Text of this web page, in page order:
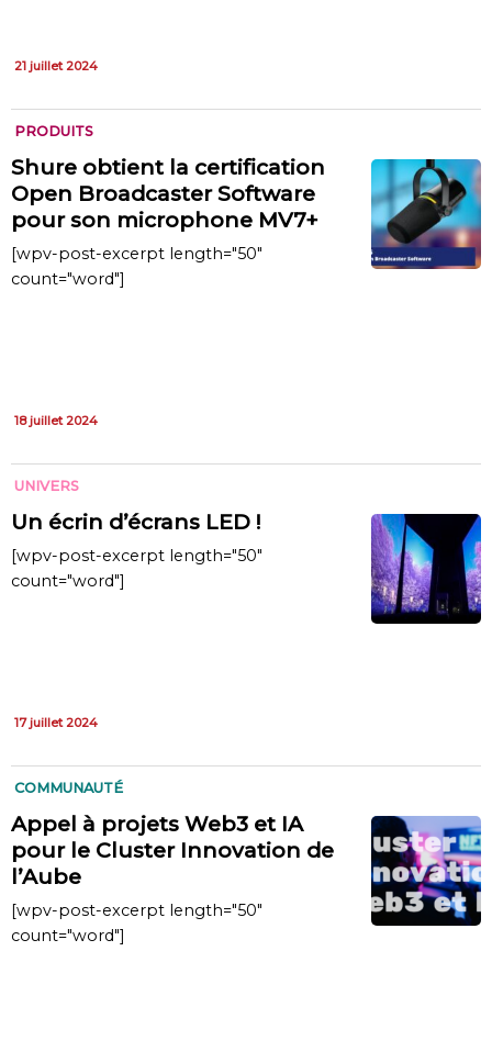
21 juillet 2024
PRODUITS
Shure obtient la certification
Open Broadcaster Software
pour son microphone MV7+
[wpv-post-excerpt length="50"
count="word"]
18 juillet 2024
UNIVERS
Un écrin d’écrans LED !
[wpv-post-excerpt length="50"
count="word"]
17 juillet 2024
COMMUNAUTÉ
Appel à projets Web3 et IA
pour le Cluster Innovation de
l’Aube
[wpv-post-excerpt length="50"
count="word"]